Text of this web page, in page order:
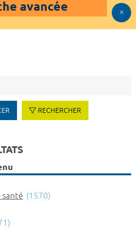
avancée
RECHERCHER
santé (1570)